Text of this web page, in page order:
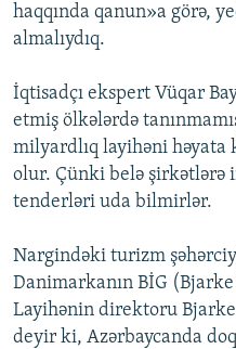
haqqında qanun»a görə,
almalıydıq.
İqtisadçı ekspert Vüqar
etmiş ölkələrdə
milyardlıq layihəni
olur. Çünki belə şirkətlərə
tenderləri uda bilmirlər.
Nargindəki turizm
Danimarkanın BİG
Layihənin direktoru Bjarke
deyir ki, Azərbaycanda